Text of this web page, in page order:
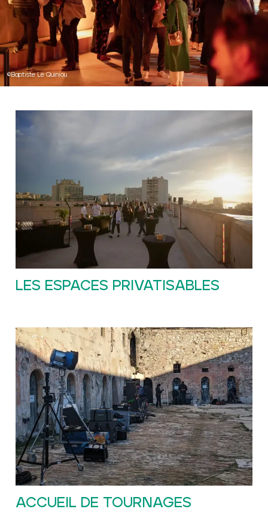
©Baptiste Le Quiniou
LES ESPACES PRIVATISABLES
ACCUEIL DE TOURNAGES